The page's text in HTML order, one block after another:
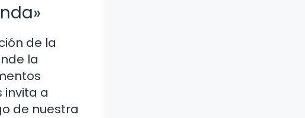
de la
la
invita a
de nuestra